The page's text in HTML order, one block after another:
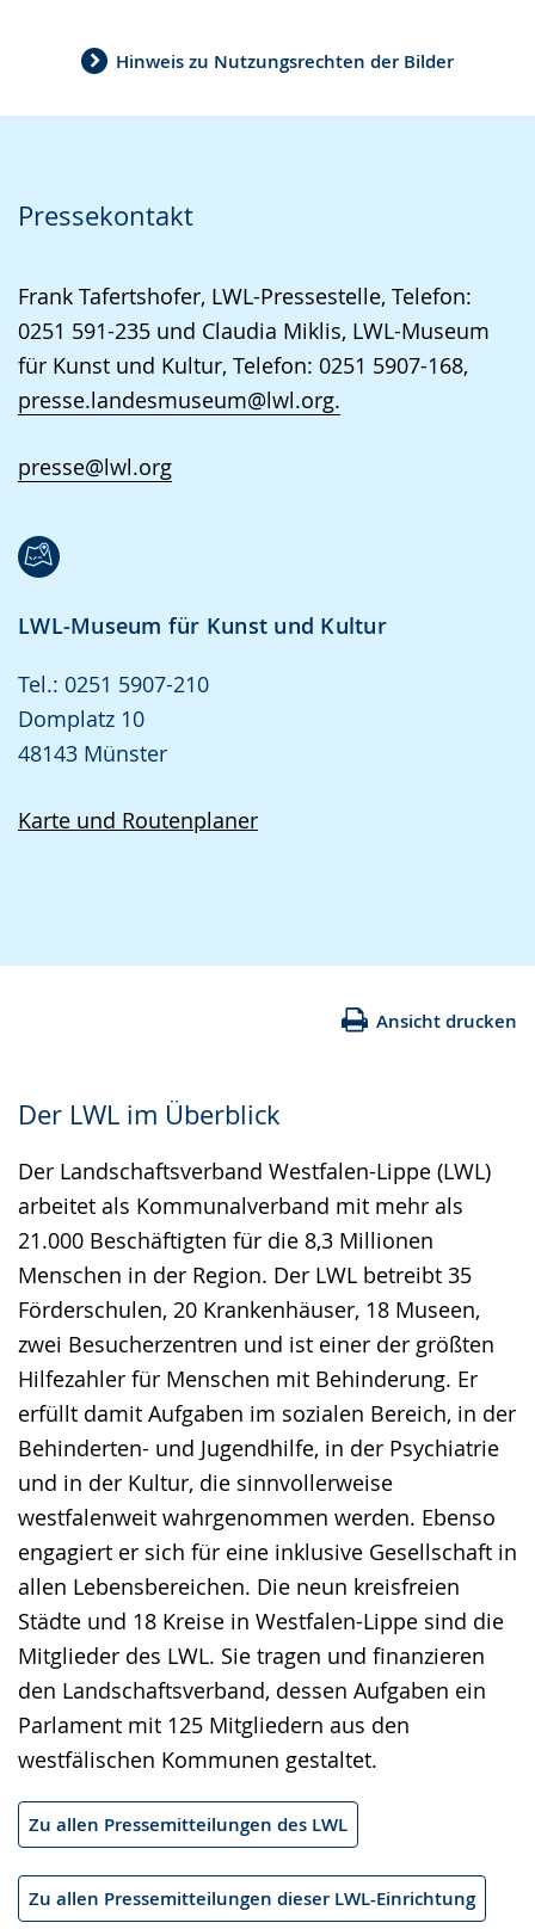
Hinweis zu Nutzungsrechten der Bilder
Pressekontakt
Frank Tafertshofer, LWL-Pressestelle, Telefon:
0251 591-235 und Claudia Miklis, LWL-Museum
für Kunst und Kultur, Telefon: 0251 5907-168,
presse.landesmuseum@lwl.org.
presse@lwl.org
LWL-Museum für Kunst und Kultur
Tel.: 0251 5907-210
Domplatz 10
48143 Münster
Karte und Routenplaner
Ansicht drucken
Der LWL im Überblick
Der Landschaftsverband Westfalen-Lippe (LWL)
arbeitet als Kommunalverband mit mehr als
21.000 Beschäftigten für die 8,3 Millionen
Menschen in der Region. Der LWL betreibt 35
Förderschulen, 20 Krankenhäuser, 18 Museen,
zwei Besucherzentren und ist einer der größten
Hilfezahler für Menschen mit Behinderung. Er
erfüllt damit Aufgaben im sozialen Bereich, in der
Behinderten- und Jugendhilfe, in der Psychiatrie
und in der Kultur, die sinnvollerweise
westfalenweit wahrgenommen werden. Ebenso
engagiert er sich für eine inklusive Gesellschaft in
allen Lebensbereichen. Die neun kreisfreien
Städte und 18 Kreise in Westfalen-Lippe sind die
Mitglieder des LWL. Sie tragen und finanzieren
den Landschaftsverband, dessen Aufgaben ein
Parlament mit 125 Mitgliedern aus den
westfälischen Kommunen gestaltet.
Zu allen Pressemitteilungen des LWL
Zu allen Pressemitteilungen dieser LWL-Einrichtung